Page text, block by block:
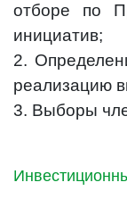
отборе по
инициатив;
2.
реализацию
3. Выборы